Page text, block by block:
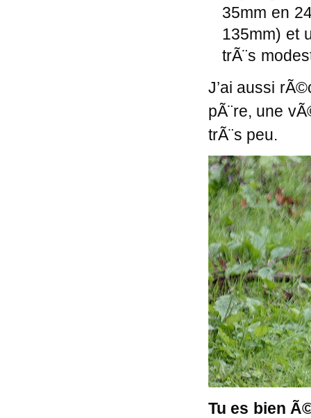
35mm en
135mm) et
trÃ¨s
J’ai aussi
pÃ¨re, une
trÃ¨s peu.
Tu es bien